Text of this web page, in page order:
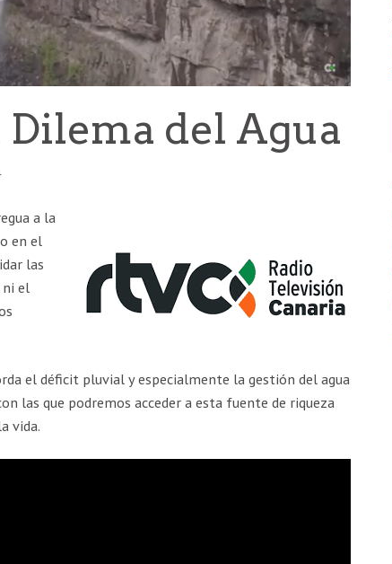
Dilema del Agua
a la
en el
las
ni el
el déficit pluvial y especialmente la gestión del agua
las que podremos acceder a esta fuente de riqueza
vida.